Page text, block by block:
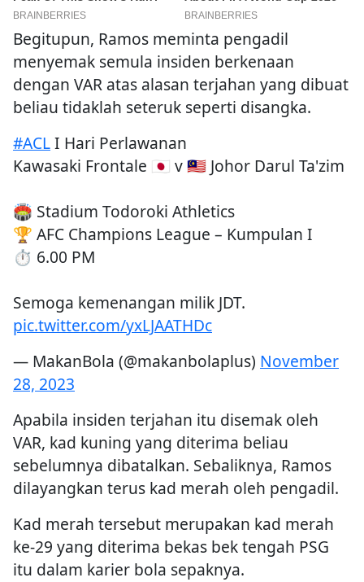
Begitupun, Ramos meminta pengadil
menyemak semula insiden berkenaan
dengan VAR atas alasan terjahan yang dibuat
beliau tidaklah seteruk seperti disangka.
#ACLI Hari Perlawanan
Kawasaki Frontale 🇯🇵 v 🇲🇾 Johor Darul Ta'zim
🏟 Stadium Todoroki Athletics
🏆 AFC Champions League – Kumpulan I
⏱ 6.00 PM
Semoga kemenangan milik JDT.
pic.twitter.com/yxLJAATHDc
— MakanBola (@makanbolaplus) November
28, 2023
Apabila insiden terjahan itu disemak oleh
VAR, kad kuning yang diterima beliau
sebelumnya dibatalkan. Sebaliknya, Ramos
dilayangkan terus kad merah oleh pengadil.
Kad merah tersebut merupakan kad merah
ke-29 yang diterima bekas bek tengah PSG
itu dalam karier bola sepaknya.